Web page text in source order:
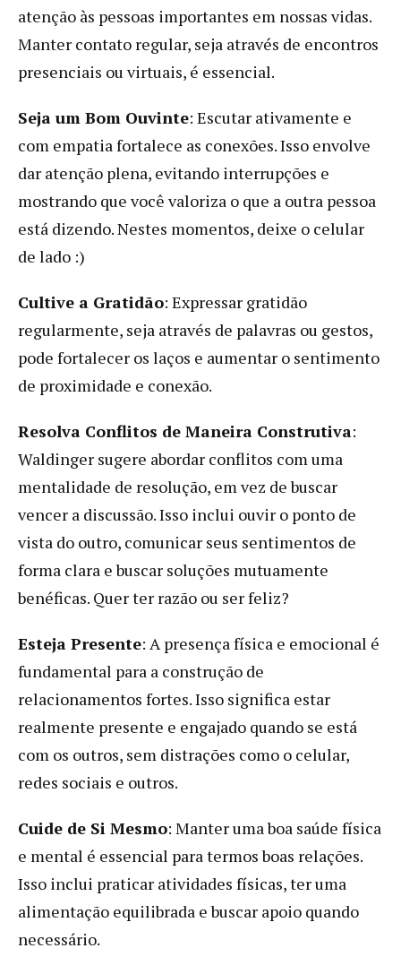
atenção às pessoas importantes em nossas vidas.
Manter contato regular, seja através de encontros
presenciais ou virtuais, é essencial.
Seja um Bom Ouvinte: Escutar ativamente e
com empatia fortalece as conexões. Isso envolve
dar atenção plena, evitando interrupções e
mostrando que você valoriza o que a outra pessoa
está dizendo. Nestes momentos, deixe o celular
de lado :)
Cultive a Gratidão: Expressar gratidão
regularmente, seja através de palavras ou gestos,
pode fortalecer os laços e aumentar o sentimento
de proximidade e conexão.
Resolva Conflitos de Maneira Construtiva:
Waldinger sugere abordar conflitos com uma
mentalidade de resolução, em vez de buscar
vencer a discussão. Isso inclui ouvir o ponto de
vista do outro, comunicar seus sentimentos de
forma clara e buscar soluções mutuamente
benéficas. Quer ter razão ou ser feliz?
Esteja Presente: A presença física e emocional é
fundamental para a construção de
relacionamentos fortes. Isso significa estar
realmente presente e engajado quando se está
com os outros, sem distrações como o celular,
redes sociais e outros.
Cuide de Si Mesmo: Manter uma boa saúde física
e mental é essencial para termos boas relações.
Isso inclui praticar atividades físicas, ter uma
alimentação equilibrada e buscar apoio quando
necessário.